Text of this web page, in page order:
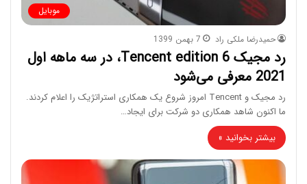
موبایل
حمیدرضا ملکی راد 7 بهمن 1399
رد مجیک 6 Tencent edition، در سه ماهه اول
2021 معرفی می‌شود
رد مجیک و Tencent امروز شروع یک همکاری استراتژیک را اعلام کردند.
ما اکنون شاهد همکاری دو شرکت برای ایجاد…
بیشتر بخوانید »